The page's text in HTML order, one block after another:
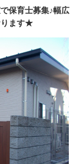
保育士募集♪幅広
ります★